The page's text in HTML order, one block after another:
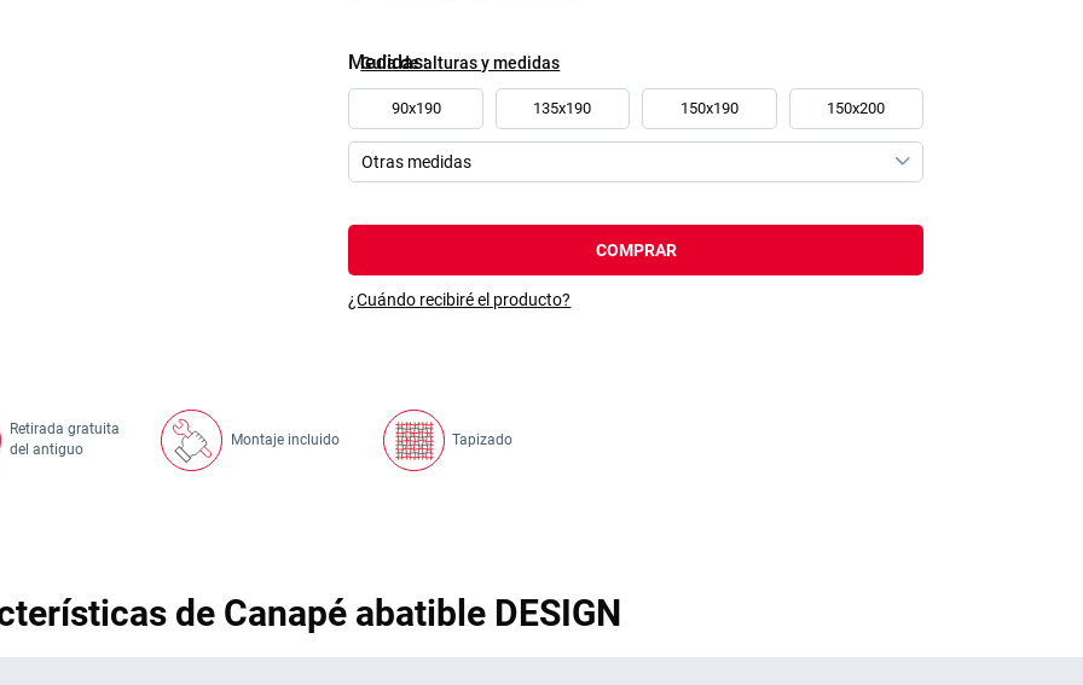
Guía de alturas y medidas
Medidas
90x190 135x190 150x190 150x200
COMPRAR
¿Cuándo recibiré el producto?
Retirada gratuita
del antiguo
Montaje incluido Tapizado
de Canapé abatible DESIGN